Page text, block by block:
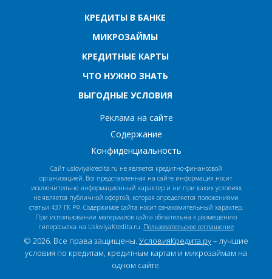
КРЕДИТЫ В БАНКЕ
МИКРОЗАЙМЫ
КРЕДИТНЫЕ КАРТЫ
ЧТО НУЖНО ЗНАТЬ
ВЫГОДНЫЕ УСЛОВИЯ
Реклама на сайте
Содержание
Конфиденциальность
Сайт usloviyakredita.ru не является кредитно-финансовой
организацией. Вся представленная на сайте информация носит
исключительно информационный характер и ни при каких условиях
не является публичной офертой, которая определяется положениями
статьи 437 ГК РФ. Содержимое сайта носит ознакомительный характер.
При использовании материалов сайта обязательна к размещению
гиперссылка на UsloviyaKredita.ru. Пользовательское соглашение
© 2026. Все права защищены. УсловияКредита.ру– лучшие
условия по кредитам, кредитным картам и микрозаймам на
одном сайте.